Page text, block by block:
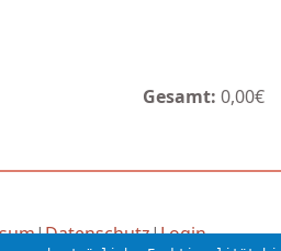
Gesamt: 0,00€
|Datenschutz|Login